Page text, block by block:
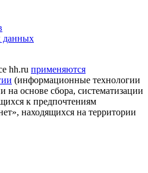
данных
hh.ru применяются
(информационные технологии
на основе сбора, систематизации
к предпочтениям
находящихся на территории